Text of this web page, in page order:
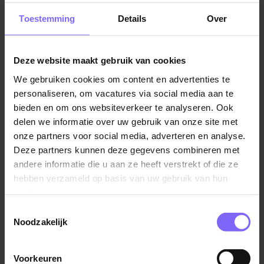
Toestemming Details Over
Deze website maakt gebruik van cookies
We gebruiken cookies om content en advertenties te
personaliseren, om vacatures via social media aan te
bieden en om ons websiteverkeer te analyseren. Ook
delen we informatie over uw gebruik van onze site met
onze partners voor social media, adverteren en analyse.
Deze partners kunnen deze gegevens combineren met
andere informatie die u aan ze heeft verstrekt of die ze
hebben verzameld op basis van uw gebruik van hun
Noodzakelijk
Voorkeuren
het Julianakanaal en Urmond-Oost. Je kunt er dus niet
alleen lekker werken, maar zeker ook wonen!
Werkgelegenheid in Urmond
relatief beperkt in vergelijking met grotere stedelijke
nabijheid van industrieterreinen zijn er echter wel